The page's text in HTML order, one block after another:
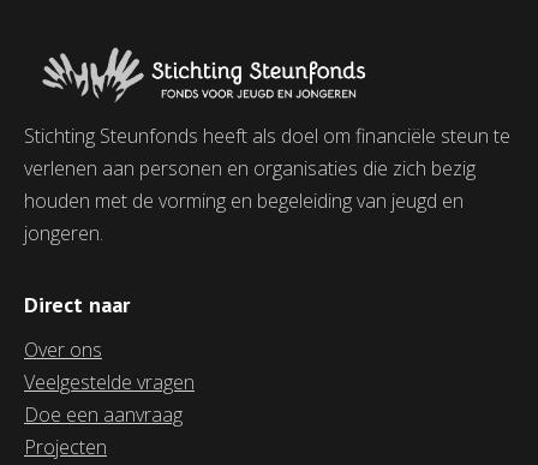
Stichting Steunfonds heeft als doel om financiële steun te
verlenen aan personen en organisaties die zich bezig
houden met de vorming en begeleiding van jeugd en
jongeren.
Direct naar
Over ons
Veelgestelde vragen
Doe een aanvraag
Projecten